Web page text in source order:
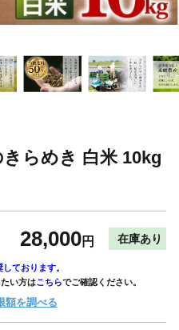
きらめき 白米 10kg
28,000円 在庫あり
しております。
い方はこちらでご確認ください。
額を調べる